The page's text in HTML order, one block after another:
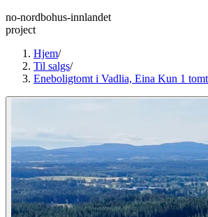
no-nordbohus-innlandet
project
Hjem/
Til salgs/
Eneboligtomt i Vadlia, Eina Kun 1